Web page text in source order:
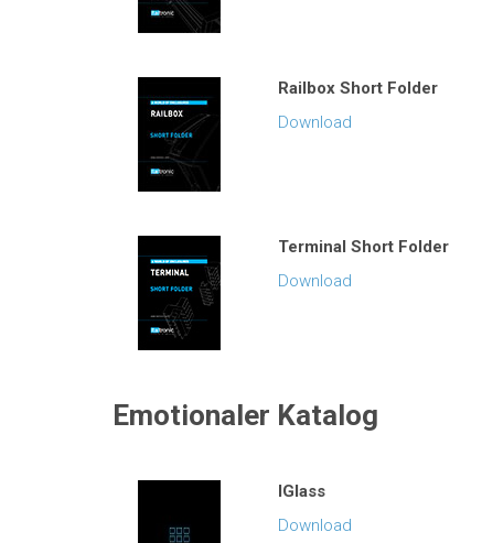
Railbox Short Folder
Download
Terminal Short Folder
Download
Emotionaler Katalog
IGlass
Download